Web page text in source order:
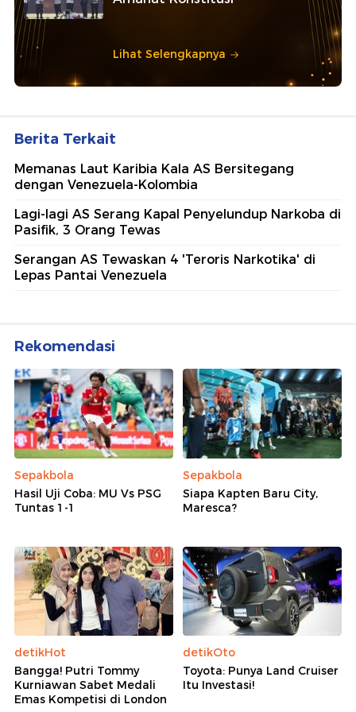
Lihat Selengkapnya
Berita Terkait
Memanas Laut Karibia Kala AS Bersitegang
dengan Venezuela-Kolombia
Lagi-lagi AS Serang Kapal Penyelundup Narkoba di
Pasifik, 3 Orang Tewas
Serangan AS Tewaskan 4 'Teroris Narkotika' di
Lepas Pantai Venezuela
Rekomendasi
Sepakbola
Hasil Uji Coba: MU Vs PSG
Tuntas 1-1
Sepakbola
Siapa Kapten Baru City,
Maresca?
detikHot
Bangga! Putri Tommy
Kurniawan Sabet Medali
Emas Kompetisi di London
detikOto
Toyota: Punya Land Cruiser
Itu Investasi!